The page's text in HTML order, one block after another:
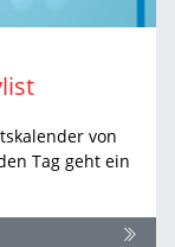
von
Tag geht ein